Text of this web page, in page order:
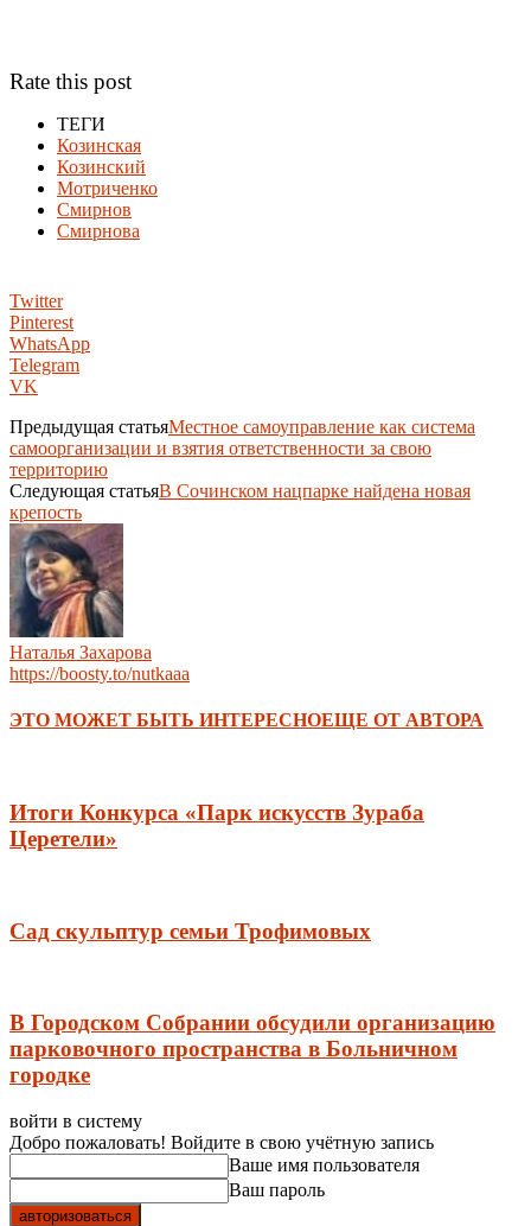
Rate this post
ТЕГИ
Козинская
Козинский
Мотриченко
Смирнов
Смирнова
Twitter
Pinterest
WhatsApp
Telegram
VK
Предыдущая статьяМестное самоуправление как система
самоорганизации и взятия ответственности за свою
территорию
Следующая статьяВ Сочинском нацпарке найдена новая
крепость
Наталья Захарова
https://boosty.to/nutkaaa
ЭТО МОЖЕТ БЫТЬ ИНТЕРЕСНОЕЩЕ ОТ АВТОРА
Итоги Конкурса «Парк искусств Зураба
Церетели»
Сад скульптур семьи Трофимовых
В Городском Собрании обсудили организацию
парковочного пространства в Больничном
городке
войти в систему
Добро пожаловать! Войдите в свою учётную запись
Ваше имя пользователя
Ваш пароль